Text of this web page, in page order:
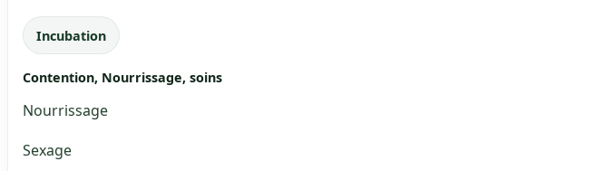
Incubation
Contention, Nourrissage, soins
Nourrissage
Sexage